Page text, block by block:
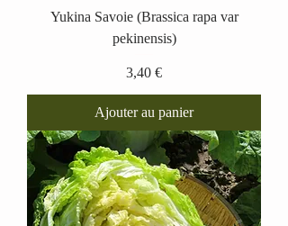
Yukina Savoie (Brassica rapa var
pekinensis)
Prix
3,40 €
Ajouter au panier